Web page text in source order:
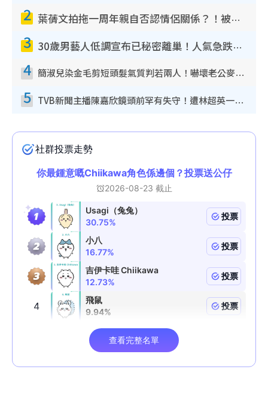
2 葉蒨文拍拖一周年親自否認情侶關係？！被質疑感情造假竟稱GM「普通同事」
3 30歲男藝人低調宣布已秘密離巢！人氣急跌變失蹤人口︰「這幾年過得並不容易」
4 簡淑兒染金毛剪短頭髮氣質判若兩人！嚇壞老公麥大力都認唔出：「你做咩事？」
5 TVB新聞主播陳嘉欣鏡頭前罕有失守！遭林超英一句說話突襲嚇親當場大笑